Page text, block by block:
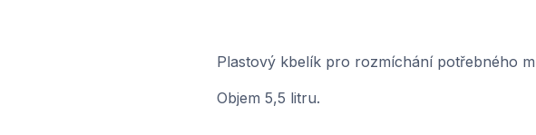
Plastový kbelík pro rozmíchání potřebného
Objem 5,5 litru.